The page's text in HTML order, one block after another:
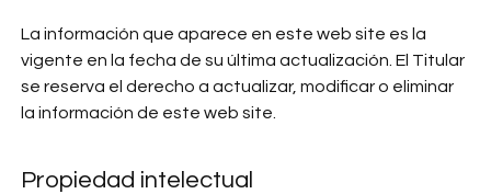
La información que aparece en este web site es la
vigente en la fecha de su última actualización. El Titular
se reserva el derecho a actualizar, modificar o eliminar
la información de este web site.
Propiedad intelectual